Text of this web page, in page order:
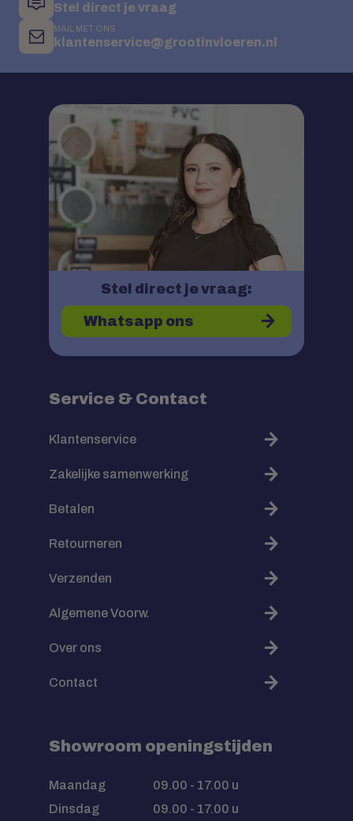
Stel direct je vraag
MAIL MET ONS
klantenservice@grootinvloeren.nl
Stel direct je vraag:
Whatsapp ons
Service & Contact
Klantenservice
Zakelijke samenwerking
Betalen
Retourneren
Verzenden
Algemene Voorw.
Over ons
Contact
Showroom openingstijden
Maandag
09.00 - 17.00 u
Dinsdag
09.00 - 17.00 u